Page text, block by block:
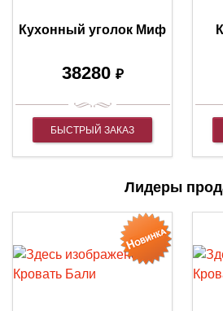
Кухонный уголок Миф
38280 ₽
БЫСТРЫЙ ЗАКАЗ
Лидеры